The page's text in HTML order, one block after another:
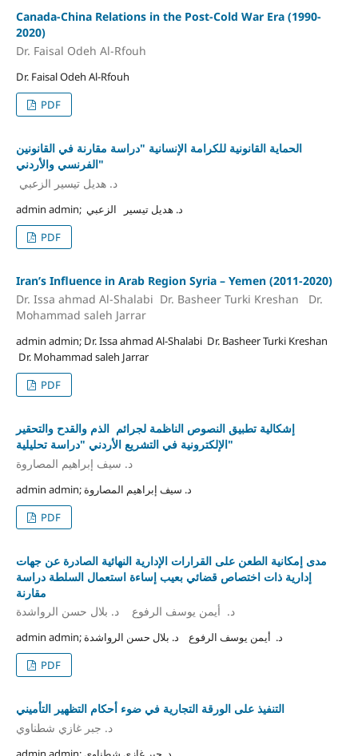
Canada-China Relations in the Post-Cold War Era (1990-
2020)
Dr. Faisal Odeh Al-Rfouh
Dr. Faisal Odeh Al-Rfouh
PDF
الحماية القانونية للكرامة الإنسانية "دراسة مقارنة في القانونين
الفرنسي والأردني"
د. هديل تيسير الزعبي
admin admin; د. هديل تيسير الزعبي
PDF
Iran’s Influence in Arab Region Syria – Yemen (2011-2020)
Dr. Issa ahmad Al-Shalabi Dr. Basheer Turki Kreshan Dr.
Mohammad saleh Jarrar
admin admin; Dr. Issa ahmad Al-Shalabi Dr. Basheer Turki Kreshan
Dr. Mohammad saleh Jarrar
PDF
إشكالية تطبيق النصوص الناظمة لجرائم الذم والقدح والتحقير
الإلكترونية في التشريع الأردني "دراسة تحليلية"
د. سيف إبراهيم المصاروة
admin admin; د. سيف إبراهيم المصاروة
PDF
مدى إمكانية الطعن على القرارات الإدارية النهائية الصادرة عن جهات
إدارية ذات اختصاص قضائي بعيب إساءة استعمال السلطة دراسة
مقارنة
د. أيمن يوسف الرفوع د. بلال حسن الرواشدة
admin admin; د. أيمن يوسف الرفوع د. بلال حسن الرواشدة
PDF
التنفيذ على الورقة التجارية في ضوء أحكام التظهير التأميني
د. جبر غازي شطناوي